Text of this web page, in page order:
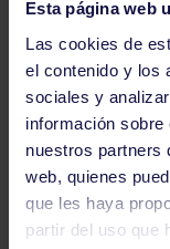
Esta página web
Las cookies de
el contenido y los
sociales y
información sobre
nuestros partners
web, quienes
que les haya
partir del uso que
199 200